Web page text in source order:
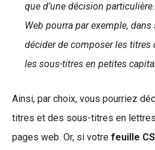
que d’une décision
Web pourra par exemple,
décider de composer les titres
les sous-titres en petites
Ainsi, par choix, vous pourriez
titres et des sous-titres en
pages web. Or, si votre feuille